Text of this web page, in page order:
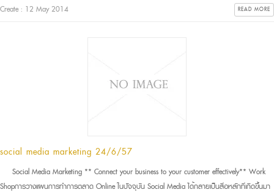
Create : 12 May 2014 READ MORE
social media marketing 24/6/57
Social Media Marketing ** Connect your business to your customer effectively** Work
Shopการวางแผนการทำการตลาด Online ในปัจจุบัน Social Media ได้กลายเป็นสื่อหลักที่เกิดขึ้นมา